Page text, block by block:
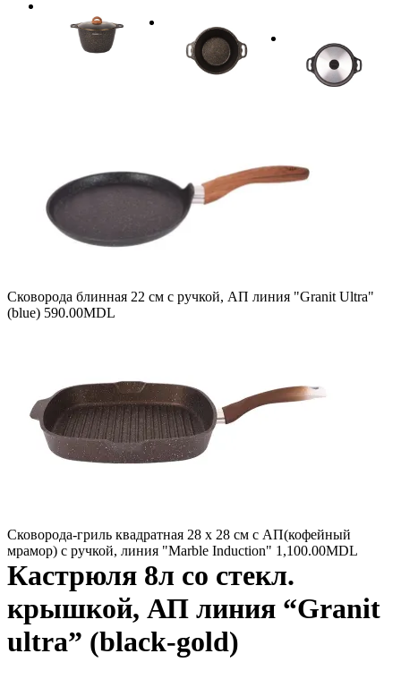
Сковорода блинная 22 см с ручкой, АП линия "Granit Ultra"
(blue) 590.00MDL
Сковорода-гриль квадратная 28 x 28 см с АП(кофейный
мрамор) с ручкой, линия "Marble Induction" 1,100.00MDL
Кастрюля 8л со стекл.
крышкой, АП линия “Granit
ultra” (black-gold)